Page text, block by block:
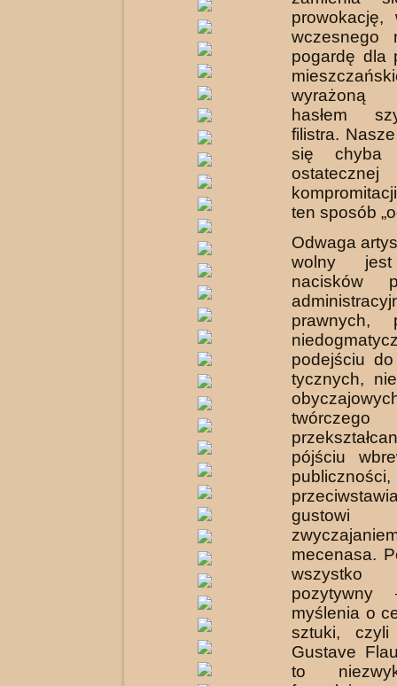
wczesnego
pogardę dla
hasłem
filistra.
się chyba
ostatecznej
ten sposób
Odwaga
wolny
nacisków
prawnych,
podejściu
tycznych,
twórczego
pójściu
mecenasa.
pozytywny
myślenia o
sztuki,
Gustave
to